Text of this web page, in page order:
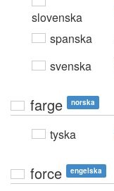
slovenska
spanska
svenska
farge norska
tyska
force engelska